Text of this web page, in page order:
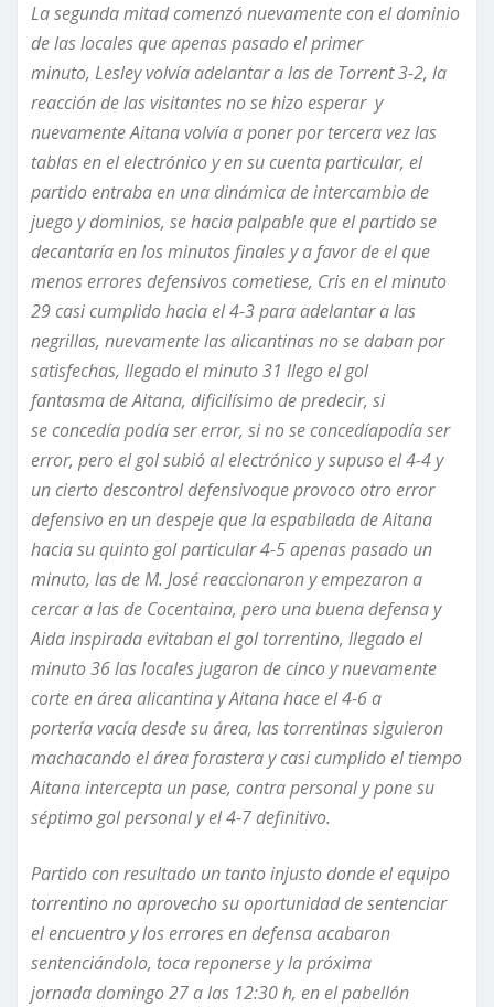
La segunda mitad comenzó nuevamentecon el dominio
de las locales que apenas pasado el primer
minuto, Lesley volvía adelantar a las de Torrent 3-2, la
reacción de las visitantes no se hizo esperar y
nuevamente Aitana volvía a poner por tercera vez las
tablas en el electrónico y en su cuenta particular, el
partido entraba en una dinámica de intercambio de
juego y dominios, se hacia palpable que el partido se
decantaría en los minutos finales y a favor de el que
menos errores defensivos cometiese, Cris en el minuto
29 casi cumplido hacia el 4-3 para adelantar a las
negrillas, nuevamente las alicantinas no se daban por
satisfechas, llegado el minuto 31 llego el gol
fantasmade Aitana, dificilísimo de predecir, si
seconcedíapodía ser error, si no seconcedíapodía ser
error, pero el golsubióal electrónico y supuso el 4-4 y
un ciertodescontrol defensivoque provoco otro error
defensivo en un despeje que la espabilada de Aitana
hacia su quinto gol particular 4-5 apenas pasado un
minuto, las de M. José reaccionaron y empezaron a
cercar a las de Cocentaina, pero una buena defensa y
Aida inspirada evitaban el gol torrentino, llegado el
minuto 36 las locales jugaron de cinco y nuevamente
corte en área alicantina y Aitana hace el 4-6 a
porteríavacíadesde su área, las torrentinas siguieron
machacando el área forastera ycasi cumplido el tiempo
Aitana intercepta un pase, contra personal y pone su
séptimo gol personal y el 4-7definitivo.
Partido con resultado un tanto injusto donde el equipo
torrentino no aprovecho su oportunidad de sentenciar
el encuentro y los errores en defensa acabaron
sentenciándolo, toca reponerse y la próxima
jornadadomingo 27 a las 12:30 h, en el pabellón